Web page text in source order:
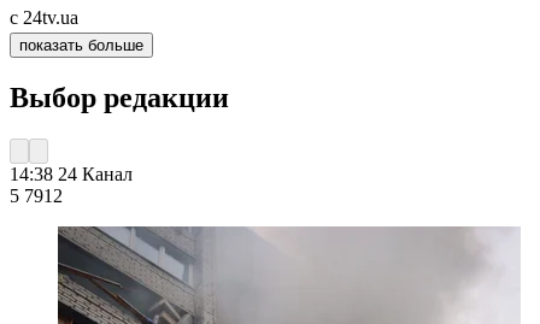
с 24tv.ua
показать больше
Выбор редакции
14:38 24 Канал
5 791 2